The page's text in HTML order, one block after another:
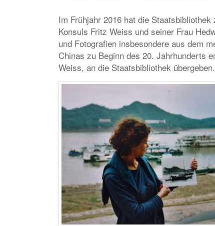
Im Frühjahr 2016 hat die
Konsuls Fritz Weiss und seiner Frau
und Fotografien insbesondere aus dem
Chinas zu Beginn des 20. Jahrhunderts
Weiss, an die Staatsbibliothek übergeben.